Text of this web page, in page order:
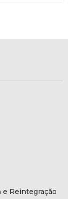
e Reintegração